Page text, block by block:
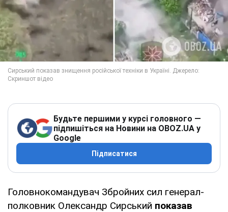
Будьте першими у курсі головного —
підпишіться на Новини на OBOZ.UA у
Google
Підписатися
Головнокомандувач Збройних сил генерал-
полковник Олександр Сирський показав